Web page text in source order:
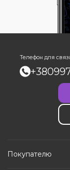
Телефон для
Покупателю